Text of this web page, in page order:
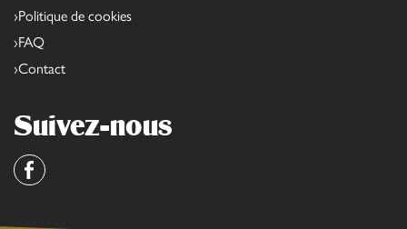
Politique de cookies
FAQ
Contact
Suivez-nous
Facebook